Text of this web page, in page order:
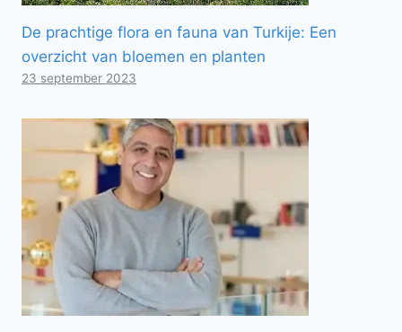
De prachtige flora en fauna van Turkije: Een
overzicht van bloemen en planten
23 september 2023